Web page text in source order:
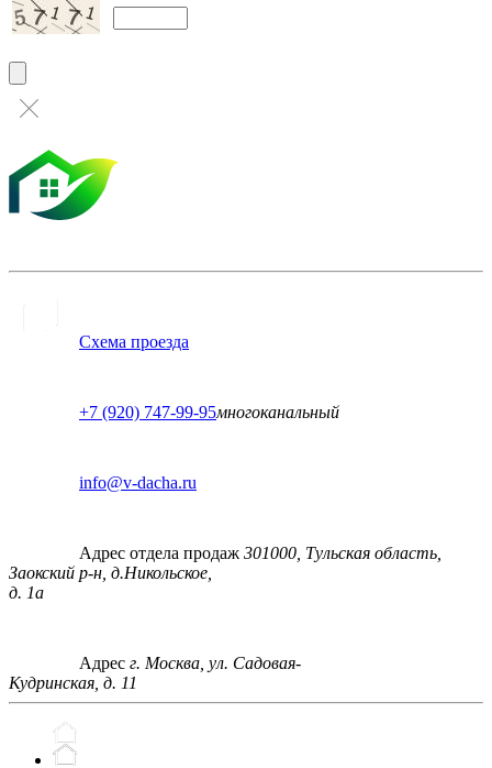
Схема проезда
+7 (920) 747-99-95многоканальный
info@v-dacha.ru
Адрес отдела продаж 301000, Тульская область,
Заокский р-н, д.Никольское,
д. 1а
Адрес г. Москва, ул. Садовая-
Кудринская, д. 11